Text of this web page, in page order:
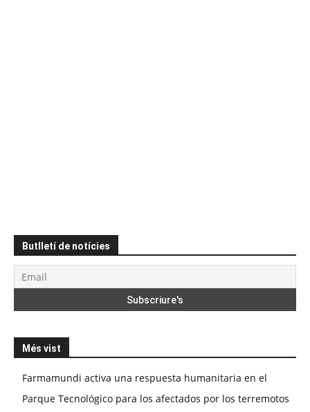
Butlletí de notícies
Més vist
Farmamundi activa una respuesta humanitaria en el
Parque Tecnológico para los afectados por los terremotos